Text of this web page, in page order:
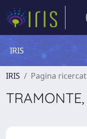
IRIS
IRIS Pagina